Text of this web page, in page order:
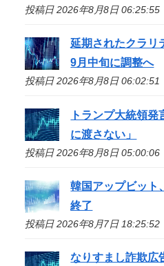
投稿日 2026年8月8日 06:25:55
延期されたクラリ
9月中旬に調整へ
投稿日 2026年8月8日 06:02:51
トランプ大統領
に渡さない」
投稿日 2026年8月8日 05:00:06
韓国アップビッ
終了
投稿日 2026年8月7日 18:25:52
なりすまし詐欺広